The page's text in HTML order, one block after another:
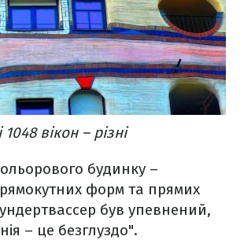
вікон – різні
будинку –
форм та прямих
був упевнений,
– це безглуздо".